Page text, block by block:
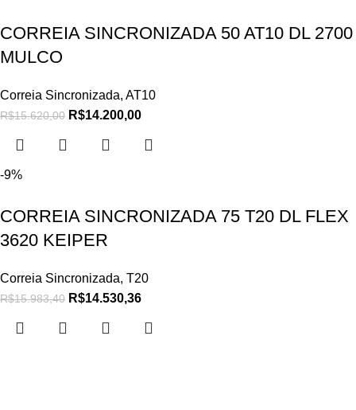
CORREIA SINCRONIZADA 50 AT10 DL 2700
MULCO
Correia Sincronizada, AT10
R$15.620,00 R$14.200,00
-9%
CORREIA SINCRONIZADA 75 T20 DL FLEX
3620 KEIPER
Correia Sincronizada, T20
R$15.983,40 R$14.530,36